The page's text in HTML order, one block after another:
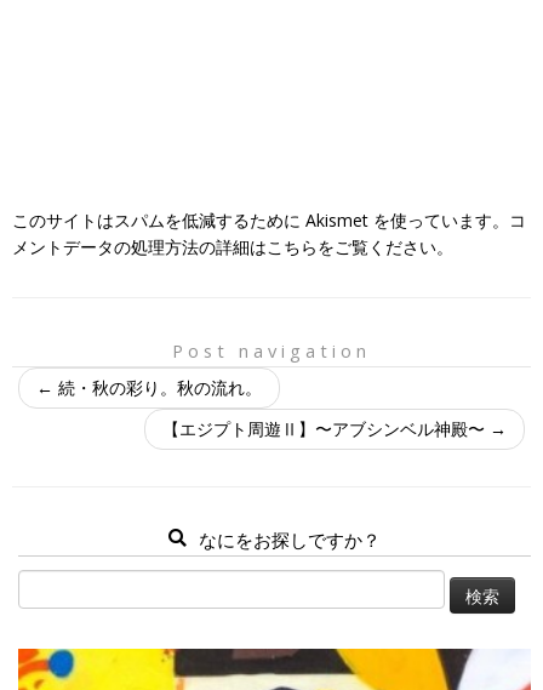
このサイトはスパムを低減するために Akismet を使っています。
コ
メントデータの処理方法の詳細はこちらをご覧ください。
Post navigation
← 続・秋の彩り。秋の流れ。
【エジプト周遊Ⅱ】〜アブシンベル神殿〜 →
なにをお探しですか？
検
索: